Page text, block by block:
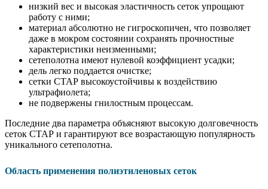
низкий вес и высокая эластичность сеток упрощают
работу с ними;
материал абсолютно не гигроскопичен, что позволяет
даже в мокром состоянии сохранять прочностные
характеристики неизменными;
сетеполотна имеют нулевой коэффициент усадки;
дель легко поддается очистке;
сетки СТАР высокоустойчивы к воздействию
ультрафиолета;
не подвержены гнилостным процессам.
Последние два параметра объясняют высокую долговечность
сеток СТАР и гарантируют все возрастающую популярность
уникального сетеполотна.
Область применения полиэтиленовых сеток